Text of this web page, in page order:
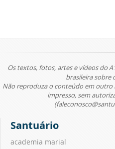
Os textos, fotos, artes e vídeos do
brasileira sobre
Não reproduza o conteúdo em
impresso, sem
Santuário
academia marial